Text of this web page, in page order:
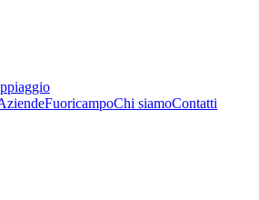
FuoricampoChi siamoContatti